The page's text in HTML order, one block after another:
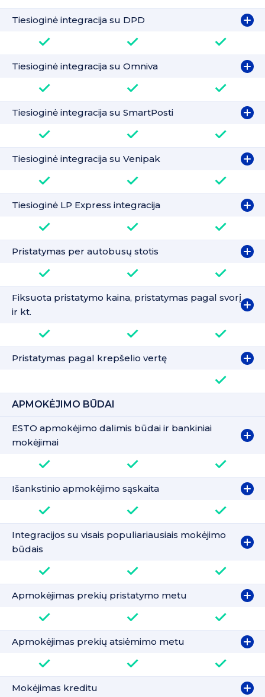
Tiesioginė integracija su DPD
Tiesioginė integracija su Omniva
Tiesioginė integracija su SmartPosti
Tiesioginė integracija su Venipak
Tiesioginė LP Express integracija
Pristatymas per autobusų stotis
Fiksuota pristatymo kaina, pristatymas pagal svorį
ir kt.
Pristatymas pagal krepšelio vertę
APMOKĖJIMO BŪDAI
ESTO apmokėjimo dalimis būdai ir bankiniai
mokėjimai
Išankstinio apmokėjimo sąskaita
Integracijos su visais populiariausiais mokėjimo
būdais
Apmokėjimas prekių pristatymo metu
Apmokėjimas prekių atsiėmimo metu
Mokėjimas kreditu